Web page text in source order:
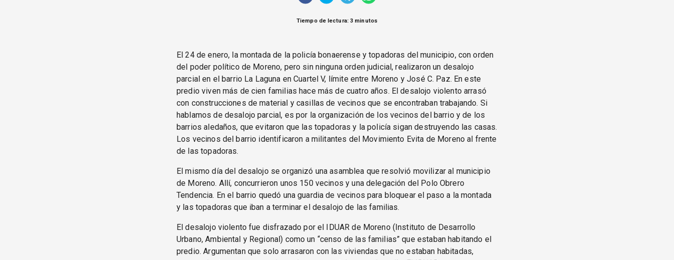
Tiempo de lectura: 3 minutos
El 24 de enero, la montada de la policía bonaerense y topadoras del municipio, con orden
del poder político de Moreno, pero sin ninguna orden judicial, realizaron un desalojo
parcial en el barrio La Laguna en Cuartel V, límite entre Moreno y José C. Paz. En este
predio viven más de cien familias hace más de cuatro años. El desalojo violento arrasó
con construcciones de material y casillas de vecinos que se encontraban trabajando. Si
hablamos de desalojo parcial, es por la organización de los vecinos del barrio y de los
barrios aledaños, que evitaron que las topadoras y la policía sigan destruyendo las casas.
Los vecinos del barrio identificaron a militantes del Movimiento Evita de Moreno al frente
de las topadoras.
El mismo día del desalojo se organizó una asamblea que resolvió movilizar al municipio
de Moreno. Allí, concurrieron unos 150 vecinos y una delegación del Polo Obrero
Tendencia. En el barrio quedó una guardia de vecinos para bloquear el paso a la montada
y las topadoras que iban a terminar el desalojo de las familias.
El desalojo violento fue disfrazado por el IDUAR de Moreno (Instituto de Desarrollo
Urbano, Ambiental y Regional) como un “censo de las familias” que estaban habitando el
predio. Argumentan que solo arrasaron con las viviendas que no estaban habitadas,